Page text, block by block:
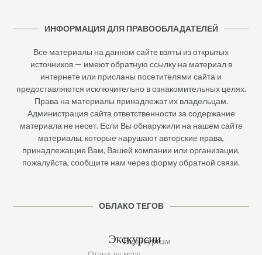
ИНФОРМАЦИЯ ДЛЯ ПРАВООБЛАДАТЕЛЕЙ
Все материалы на данном сайте взяты из открытых
источников — имеют обратную ссылку на материал в
интернете или присланы посетителями сайта и
предоставляются исключительно в ознакомительных целях.
Права на материалы принадлежат их владельцам.
Администрация сайта ответственности за содержание
материала не несет. Если Вы обнаружили на нашем сайте
материалы, которые нарушают авторские права,
принадлежащие Вам, Вашей компании или организации,
пожалуйста, сообщите нам через форму обратной связи.
ОБЛАКО ТЕГОВ